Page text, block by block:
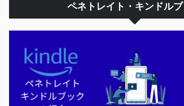
ペネトレイト・キンドルブ